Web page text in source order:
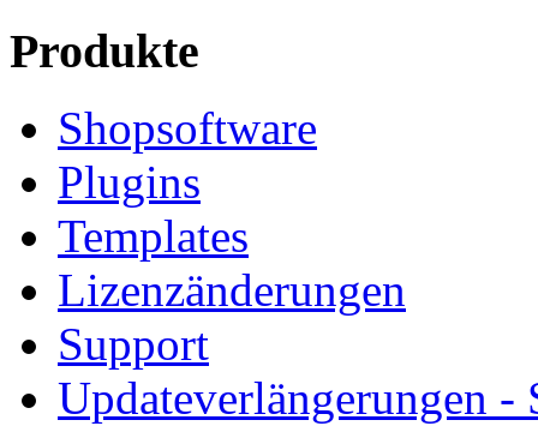
Produkte
Shopsoftware
Plugins
Templates
Lizenzänderungen
Support
Updateverlängerungen -